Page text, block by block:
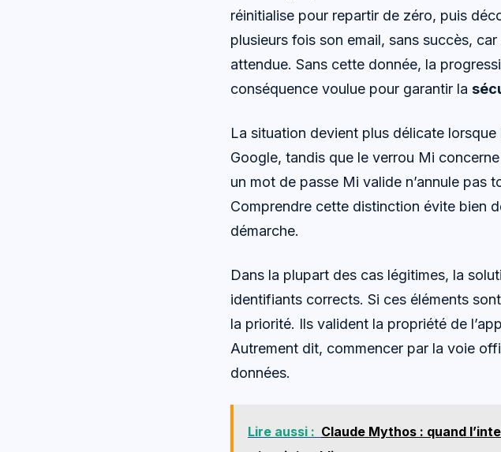
réinitialise pour repartir de zéro, puis
plusieurs fois son email, sans succès, car
attendue. Sans cette donnée, la
conséquence voulue pour garantir la
La situation devient plus délicate
Google, tandis que le verrou Mi
un mot de passe Mi valide n’annule pas
Comprendre cette distinction évite bien
démarche.
Dans la plupart des cas légitimes, la
identifiants corrects. Si ces éléments
la priorité. Ils valident la propriété de
Autrement dit, commencer par la voie
données.
Lire aussi : Claude Mythos : quand